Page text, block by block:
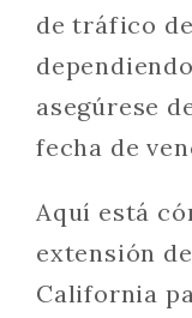
de tráfico
asegúrese
fecha de
Aquí está
extensión
California